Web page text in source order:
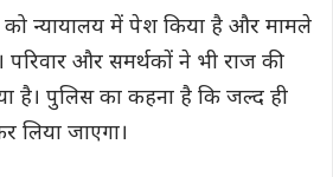
को न्यायालय में पेश किया है और मामले
परिवार और समर्थकों ने भी राज की
है। पुलिस का कहना है कि जल्द ही
लिया जाएगा।